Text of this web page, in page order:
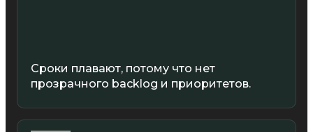
Сроки плавают, потому что нет
прозрачного backlog и приоритетов.